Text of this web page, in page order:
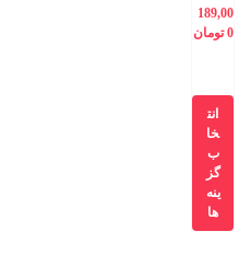
189,00
0 تومان
انت
خا
ب
گز
ینه
ها